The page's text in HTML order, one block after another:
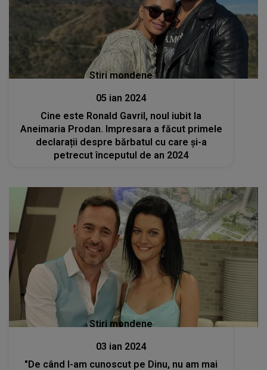
Stiri mondene
05 ian 2024
Cine este Ronald Gavril, noul iubit la
Aneimaria Prodan. Impresara a făcut primele
declarații despre bărbatul cu care și-a
petrecut începutul de an 2024
Stiri mondene
03 ian 2024
"De când l-am cunoscut pe Dinu, nu am mai